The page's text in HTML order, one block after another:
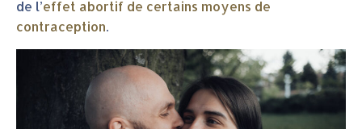
de l’effet abortif de certains moyens de
contraception.